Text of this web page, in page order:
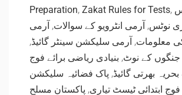
Preparation, Zakat Rules for Tests,
نوٹس, آرمی انٹرویو کے سوالات, آرمی
معلومات, آرمی سلیکشن سینٹر گائیڈ,
جنگوں کے نوٹ, بنیادی ریاضی برائے فوج
بحریہ بھرتی گائیڈ, پاک فضائیہ سلیکشن
ابتدائی ٹیسٹ تیاری, پاکستان مسلح